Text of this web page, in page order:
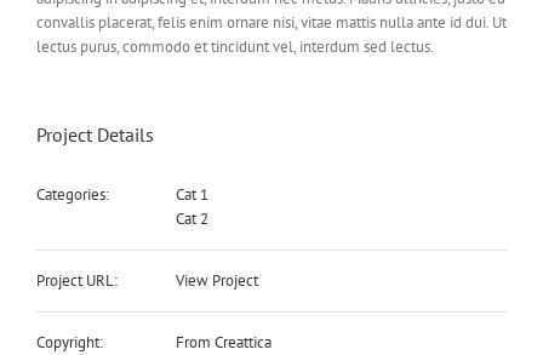
convallis placerat, felis enim ornare nisi, vitae mattis nulla ante id dui. Ut
lectus purus, commodo et tincidunt vel, interdum sed lectus.
Project Details
Categories:
Cat 1
Cat 2
Project URL: View Project
Copyright: From Creattica